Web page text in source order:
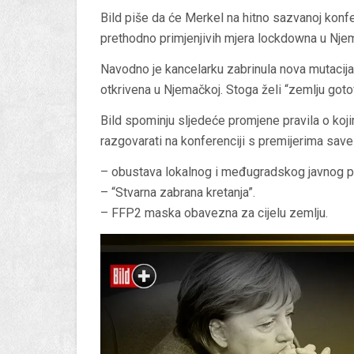
Bild piše da će Merkel na hitno sazvanoj
prethodno primjenjivih mjera lockdowna u
Navodno je kancelarku zabrinula nova
otkrivena u Njemačkoj. Stoga želi “zemlju
Bild spominju sljedeće promjene pravila o
razgovarati na konferenciji s premijerima
– obustava lokalnog i međugradskog javnog
– “Stvarna zabrana kretanja”.
– FFP2 maska obavezna za cijelu zemlju.